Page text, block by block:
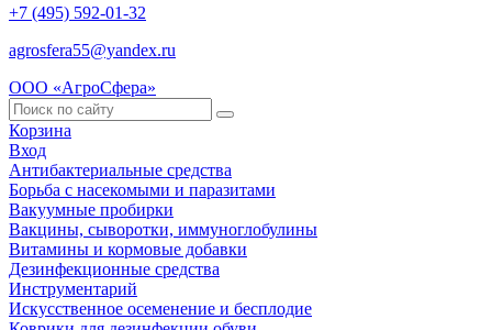
+7 (495) 592-01-32
agrosfera55@yandex.ru
ООО «АгроСфера»
Корзина
Вход
Антибактериальные средства
Борьба с насекомыми и паразитами
Вакуумные пробирки
Вакцины, сыворотки, иммуноглобулины
Витамины и кормовые добавки
Дезинфекционные средства
Инструментарий
Искусственное осеменение и бесплодие